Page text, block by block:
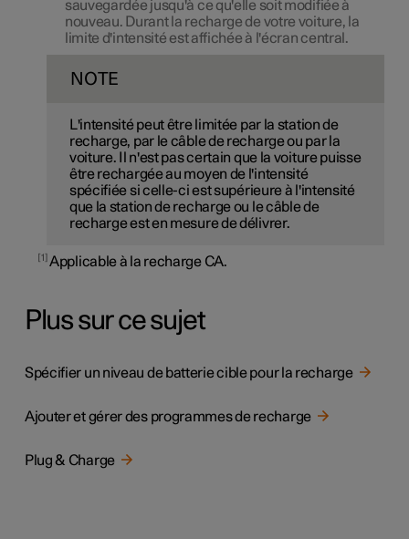
sauvegardée jusqu'à ce qu'elle soit modifiée à
nouveau. Durant la recharge de votre voiture, la
limite d'intensité est affichée à l'écran central.
NOTE
L'intensité peut être limitée par la station de
recharge, par le câble de recharge ou par la
voiture. Il n'est pas certain que la voiture puisse
être rechargée au moyen de l'intensité
spécifiée si celle-ci est supérieure à l'intensité
que la station de recharge ou le câble de
recharge est en mesure de délivrer.
1 Applicable à la recharge CA.
Plus sur ce sujet
Spécifier un niveau de batterie cible pour la recharge
Ajouter et gérer des programmes de recharge
Plug & Charge